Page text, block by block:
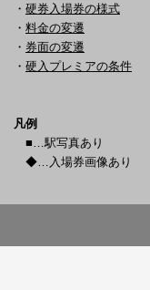
・ 硬券入場券の様式
・ 料金の変遷
・ 券面の変遷
・ 硬入プレミアの条件
凡例
■…駅写真あり
◆…入場券画像あり